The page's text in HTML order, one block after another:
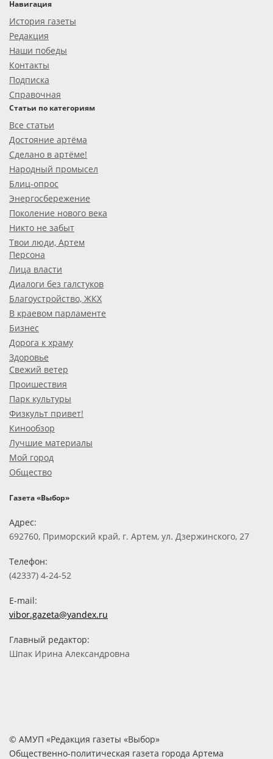
Навигация
История газеты
Редакция
Наши победы
Контакты
Подписка
Справочная
Статьи по категориям
Все статьи
Достояние артёма
Сделано в артёме!
Народный промысел
Блиц-опрос
Энергосбережение
Поколение нового века
Никто не забыт
Твои люди, Артем
Персона
Лица власти
Диалоги без галстуков
Благоустройство, ЖКХ
В краевом парламенте
Бизнес
Дорога к храму
Здоровье
Свежий ветер
Проишествия
Парк культуры
Физкульт привет!
Кинообзор
Лучшие материалы
Мой город
Общество
Газета «Выбор»
Адрес:
692760, Приморский край, г. Артем, ул. Дзержинского, 27
Телефон:
(42337) 4-24-52
E-mail:
vibor.gazeta@yandex.ru
Главный редактор:
Шпак Ирина Александровна
© АМУП «Редакция газеты «Выбор»
Общественно-политическая газета города Артема